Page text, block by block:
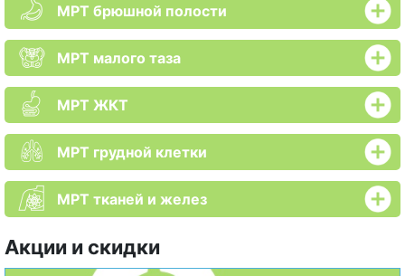
МРТ брюшной полости
МРТ малого таза
МРТ ЖКТ
МРТ грудной клетки
МРТ тканей и желез
Акции и скидки